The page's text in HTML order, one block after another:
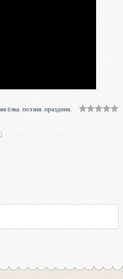
ёлка,поэзия,праздник,